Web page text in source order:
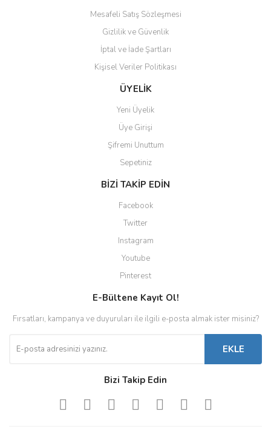
Gönder
Mesafeli Satış Sözleşmesi
Gizlilik ve Güvenlik
İptal ve İade Şartları
Kişisel Veriler Politikası
ÜYELİK
Yeni Üyelik
Üye Girişi
Şifremi Unuttum
Sepetiniz
BİZİ TAKİP EDİN
Facebook
Twitter
Instagram
Youtube
Pinterest
E-Bültene Kayıt Ol!
Fırsatları, kampanya ve duyuruları ile ilgili e-posta almak ister misiniz?
EKLE
Bizi Takip Edin